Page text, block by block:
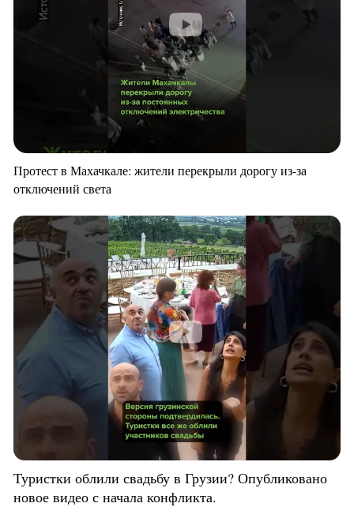
Протест в Махачкале: жители перекрыли дорогу из-за
отключений света
Туристки облили свадьбу в Грузии? Опубликовано
новое видео с начала конфликта.